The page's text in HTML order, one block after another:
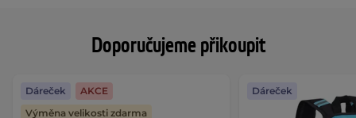
Doporučujeme přikoupit
Dáreček
AKCE
Výměna velikosti zdarma
Dáreček